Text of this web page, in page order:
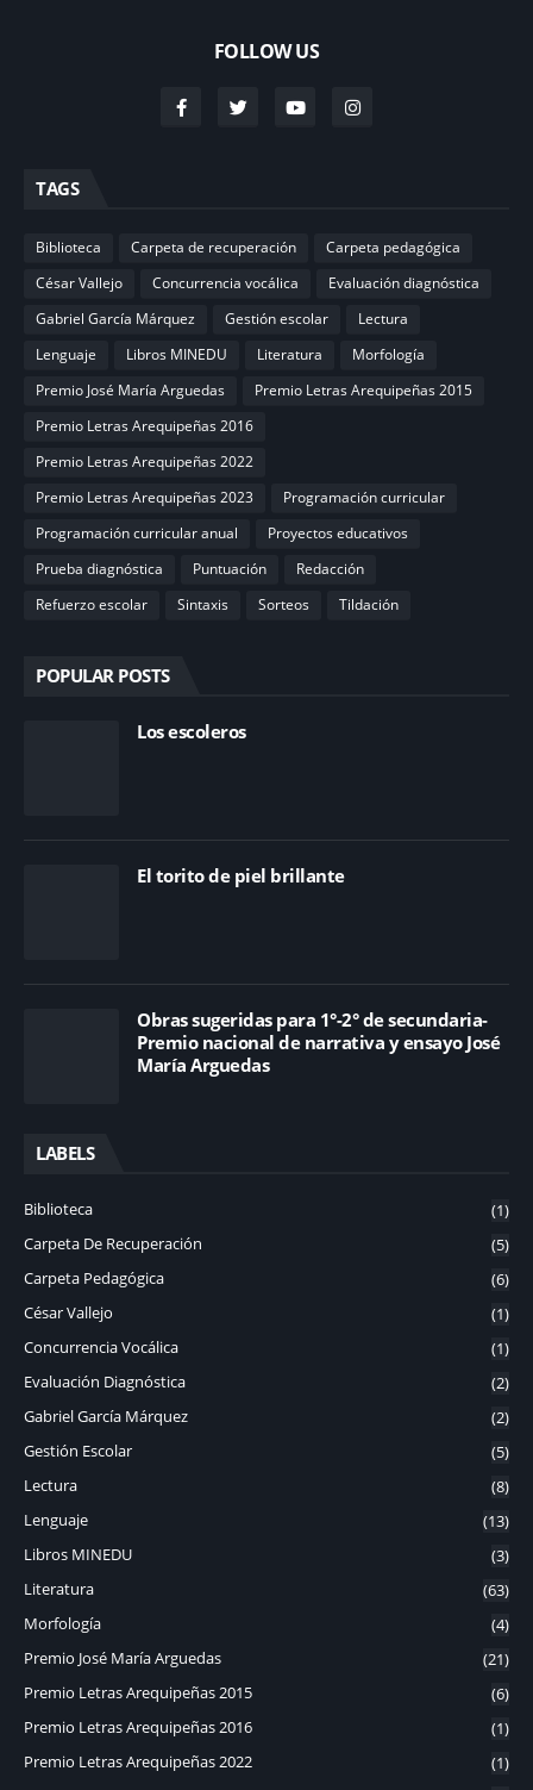
FOLLOW US
TAGS
Biblioteca Carpeta de recuperación
Carpeta pedagógica
César Vallejo
Concurrencia vocálica
Evaluación diagnóstica
Gabriel García Márquez
Gestión escolar
Lectura
Lenguaje
Libros MINEDU Literatura
Morfología
Premio José María Arguedas
Premio Letras Arequipeñas 2015
Premio Letras Arequipeñas 2016
Premio Letras Arequipeñas 2022
Premio Letras Arequipeñas 2023
Programación curricular
Programación curricular anual
Proyectos educativos
Prueba diagnóstica
Puntuación
Redacción
Refuerzo escolar
Sintaxis Sorteos Tildación
POPULAR POSTS
Los escoleros
El torito de piel brillante
Obras sugeridas para 1°-2° de secundaria-
Premio nacional de narrativa y ensayo José
María Arguedas
LABELS
Biblioteca
(1)
Carpeta De Recuperación
(5)
Carpeta Pedagógica
(6)
César Vallejo
(1)
Concurrencia Vocálica
(1)
Evaluación Diagnóstica
(2)
Gabriel García Márquez
(2)
Gestión Escolar
(5)
Lectura
(8)
Lenguaje
(13)
Libros MINEDU
(3)
Literatura
(63)
Morfología
(4)
Premio José María Arguedas
(21)
Premio Letras Arequipeñas 2015
(6)
Premio Letras Arequipeñas 2016
(1)
Premio Letras Arequipeñas 2022
(1)